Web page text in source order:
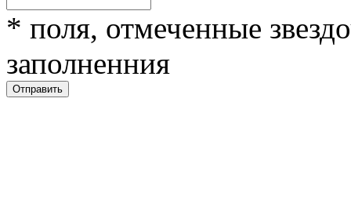
* поля, отмеченные
заполненния